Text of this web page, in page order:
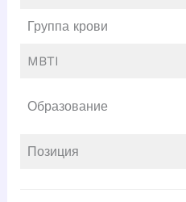
Группа крови
MBTI
Образование
Позиция